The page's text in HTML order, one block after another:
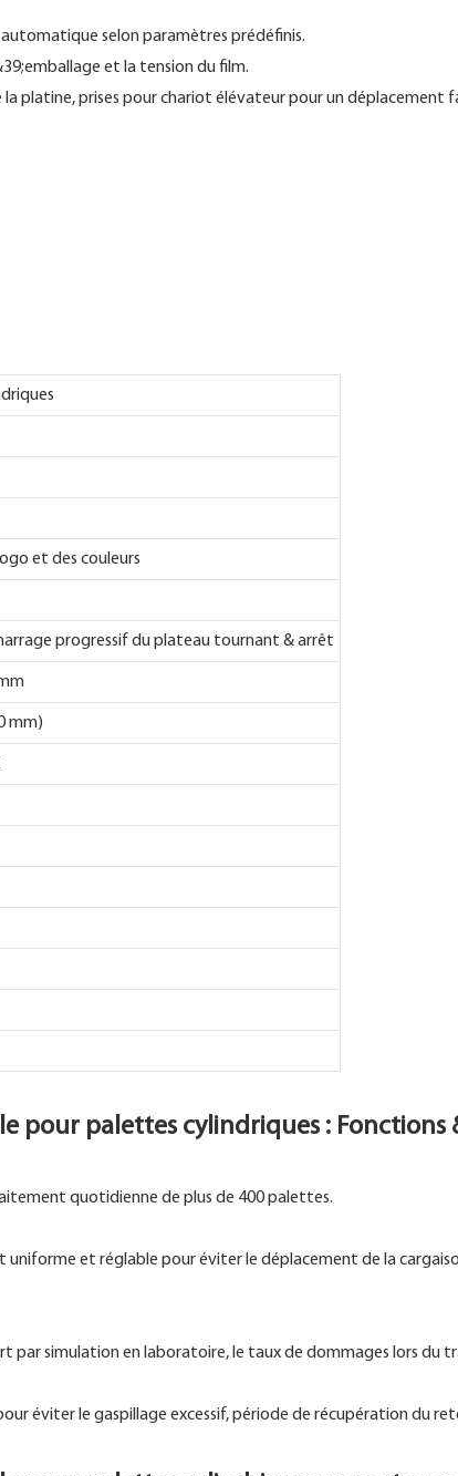
selon paramètres prédéfinis.
et la tension du film.
platine, prises pour chariot élévateur pour un déplacement
et des couleurs
progressif du plateau tournant & arrêt
mm)
pour palettes cylindriques : Fonctions
quotidienne de plus de 400 palettes.
et réglable pour éviter le déplacement de la
simulation en laboratoire, le taux de dommages lors du
éviter le gaspillage excessif, période de récupération du